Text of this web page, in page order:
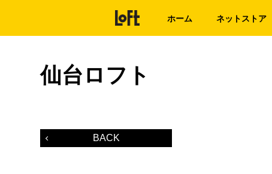
ホーム ネットストア
仙台ロフト
BACK